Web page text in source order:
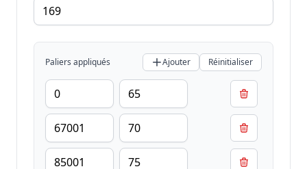
Paliers appliqués Ajouter Réinitialiser